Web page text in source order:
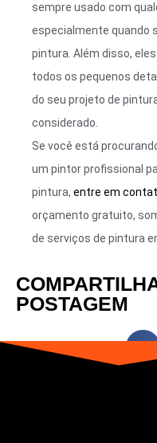
sempre usado com
especialmente quando
pintura. Além disso,
todos os pequenos
do seu projeto de
considerado.
Se você está
um pintor profissional
pintura, entre em
orçamento gratuito,
de serviços de pintura
POSTAGEM